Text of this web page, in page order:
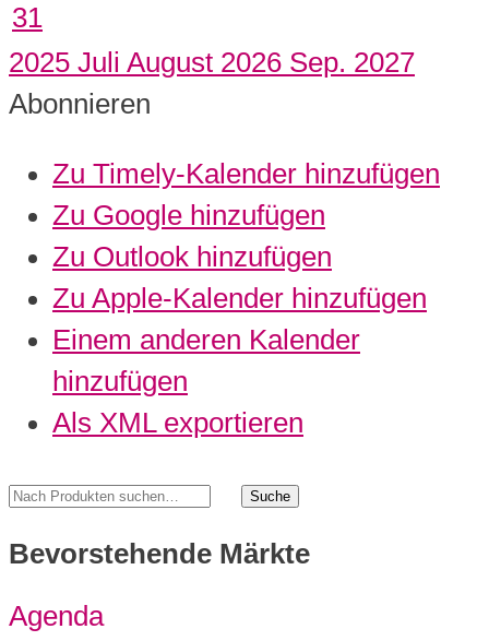
31
2025 Juli August 2026 Sep. 2027
Abonnieren
Zu Timely-Kalender hinzufügen
Zu Google hinzufügen
Zu Outlook hinzufügen
Zu Apple-Kalender hinzufügen
Einem anderen Kalender
hinzufügen
Als XML exportieren
Bevorstehende Märkte
Agenda